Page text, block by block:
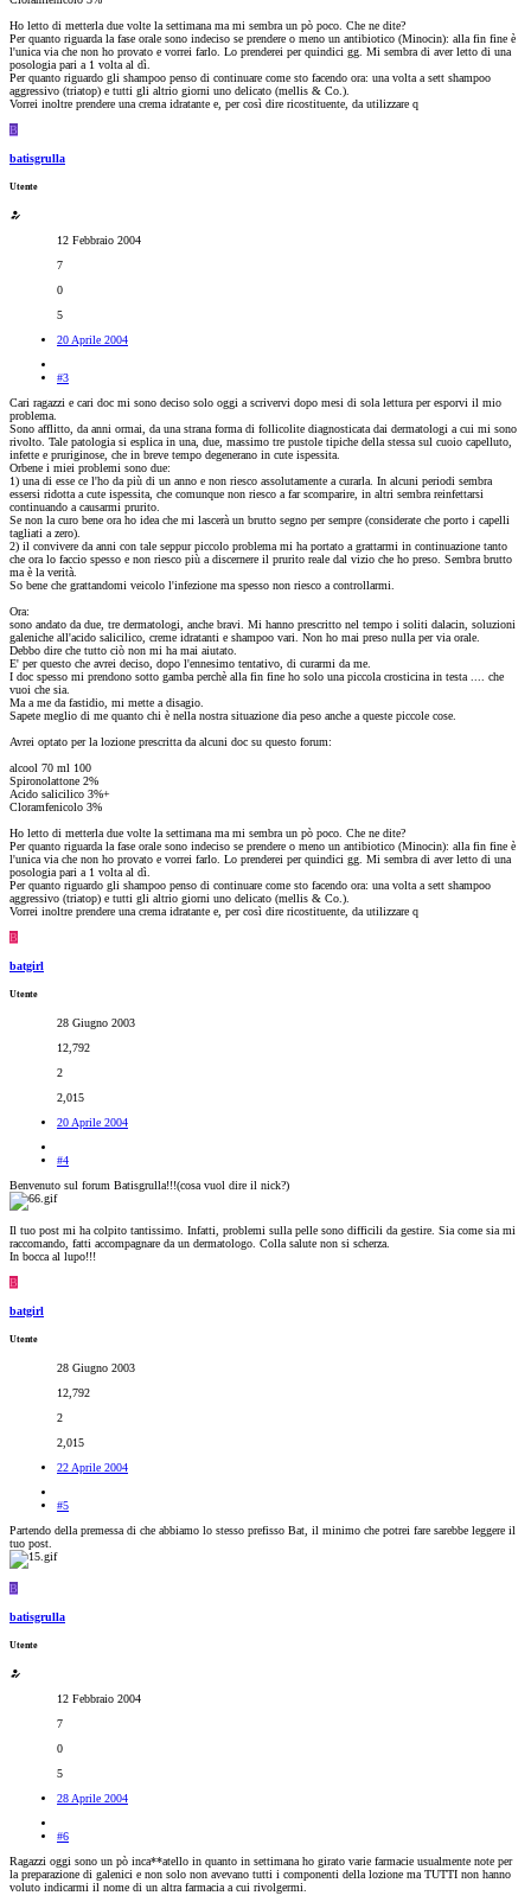
Ho letto di metterla due volte la settimana ma mi sembra un pò poco. Che ne dite?
Per quanto riguarda la fase orale sono indeciso se prendere o meno un antibiotico (Minocin): alla fin fine è
l'unica via che non ho provato e vorrei farlo. Lo prenderei per quindici gg. Mi sembra di aver letto di una
posologia pari a 1 volta al dì.
Per quanto riguardo gli shampoo penso di continuare come sto facendo ora: una volta a sett shampoo
aggressivo (triatop) e tutti gli altrio giorni uno delicato (mellis & Co.).
Vorrei inoltre prendere una crema idratante e, per così dire ricostituente, da utilizzare q
B
batisgrulla
Utente
12 Febbraio 2004
7
0
5
20 Aprile 2004
#3
Cari ragazzi e cari doc mi sono deciso solo oggi a scrivervi dopo mesi di sola lettura per esporvi il mio
problema.
Sono afflitto, da anni ormai, da una strana forma di follicolite diagnosticata dai dermatologi a cui mi sono
rivolto. Tale patologia si esplica in una, due, massimo tre pustole tipiche della stessa sul cuoio capelluto,
infette e pruriginose, che in breve tempo degenerano in cute ispessita.
Orbene i miei problemi sono due:
1) una di esse ce l'ho da più di un anno e non riesco assolutamente a curarla. In alcuni periodi sembra
essersi ridotta a cute ispessita, che comunque non riesco a far scomparire, in altri sembra reinfettarsi
continuando a causarmi prurito.
Se non la curo bene ora ho idea che mi lascerà un brutto segno per sempre (considerate che porto i capelli
tagliati a zero).
2) il convivere da anni con tale seppur piccolo problema mi ha portato a grattarmi in continuazione tanto
che ora lo faccio spesso e non riesco più a discernere il prurito reale dal vizio che ho preso. Sembra brutto
ma è la verità.
So bene che grattandomi veicolo l'infezione ma spesso non riesco a controllarmi.
Ora:
sono andato da due, tre dermatologi, anche bravi. Mi hanno prescritto nel tempo i soliti dalacin, soluzioni
galeniche all'acido salicilico, creme idratanti e shampoo vari. Non ho mai preso nulla per via orale.
Debbo dire che tutto ciò non mi ha mai aiutato.
E' per questo che avrei deciso, dopo l'ennesimo tentativo, di curarmi da me.
I doc spesso mi prendono sotto gamba perchè alla fin fine ho solo una piccola crosticina in testa .... che
vuoi che sia.
Ma a me da fastidio, mi mette a disagio.
Sapete meglio di me quanto chi è nella nostra situazione dia peso anche a queste piccole cose.
Avrei optato per la lozione prescritta da alcuni doc su questo forum:
alcool 70 ml 100
Spironolattone 2%
Acido salicilico 3%+
Cloramfenicolo 3%
Ho letto di metterla due volte la settimana ma mi sembra un pò poco. Che ne dite?
Per quanto riguarda la fase orale sono indeciso se prendere o meno un antibiotico (Minocin): alla fin fine è
l'unica via che non ho provato e vorrei farlo. Lo prenderei per quindici gg. Mi sembra di aver letto di una
posologia pari a 1 volta al dì.
Per quanto riguardo gli shampoo penso di continuare come sto facendo ora: una volta a sett shampoo
aggressivo (triatop) e tutti gli altrio giorni uno delicato (mellis & Co.).
Vorrei inoltre prendere una crema idratante e, per così dire ricostituente, da utilizzare q
B
batgirl
Utente
28 Giugno 2003
12,792
2
2,015
20 Aprile 2004
#4
Benvenuto sul forum Batisgrulla!!!(cosa vuol dire il nick?)
Il tuo post mi ha colpito tantissimo. Infatti, problemi sulla pelle sono difficili da gestire. Sia come sia mi
raccomando, fatti accompagnare da un dermatologo. Colla salute non si scherza.
In bocca al lupo!!!
B
batgirl
Utente
28 Giugno 2003
12,792
2
2,015
22 Aprile 2004
#5
Partendo della premessa di che abbiamo lo stesso prefisso Bat, il minimo che potrei fare sarebbe leggere il
tuo post.
B
batisgrulla
Utente
12 Febbraio 2004
7
0
5
28 Aprile 2004
#6
Ragazzi oggi sono un pò inca**atello in quanto in settimana ho girato varie farmacie usualmente note per
la preparazione di galenici e non solo non avevano tutti i componenti della lozione ma TUTTI non hanno
voluto indicarmi il nome di un altra farmacia a cui rivolgermi.